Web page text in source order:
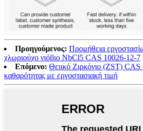
Προηγούμενος: Προμήθεια
χλωριούχο νιόβιο NbCl5 CAS 10026-12-7
Επόμενο: Θειικό Ζιρκόνιο (ZST)
καθαρότητας με εργοστασιακή τιμή